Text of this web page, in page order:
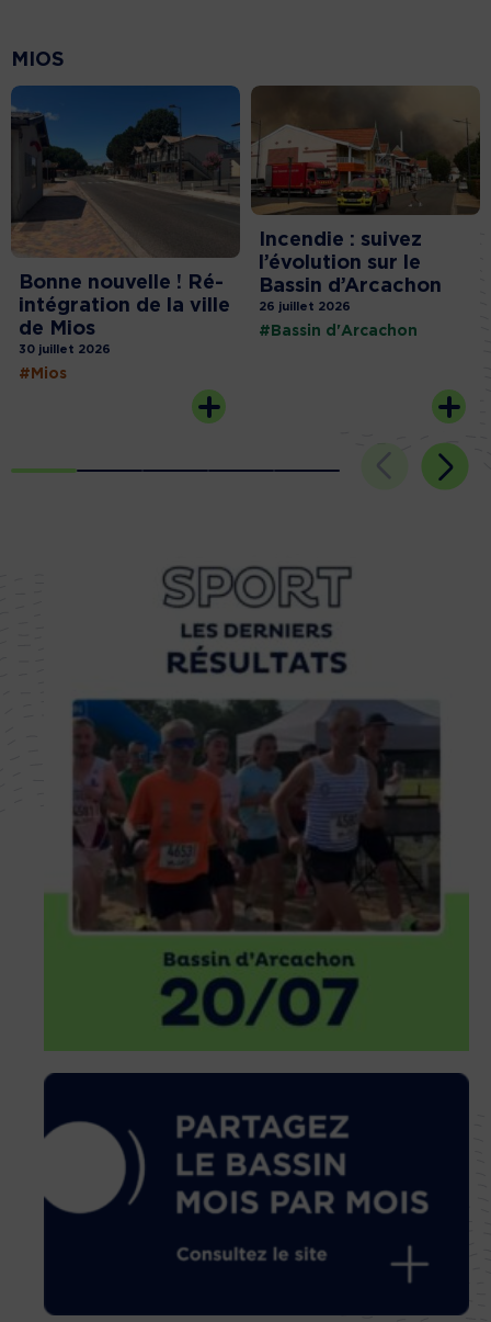
MIOS
Bonne nouvelle ! Ré-
intégration de la ville
de Mios
30 juillet 2026
#Mios
Incendie : suivez
l’évolution sur le
Bassin d’Arcachon
26 juillet 2026
#Bassin d'Arcachon